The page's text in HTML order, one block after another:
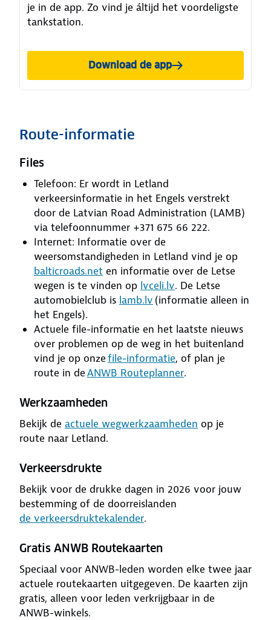
je in de app. Zo vind je áltijd het voordeligste
tankstation.
Download de app
Route-informatie
Files
Telefoon: Er wordt in Letland
verkeersinformatie in het Engels verstrekt
door de Latvian Road Administration (LAMB)
via telefoonnummer +371 675 66 222.
Internet: Informatie over de
weersomstandigheden in Letland vind je op
balticroads.net en informatie over de Letse
wegen is te vinden op lvceli.lv. De Letse
automobielclub is lamb.lv (informatie alleen in
het Engels).
Actuele file-informatie en het laatste nieuws
over problemen op de weg in het buitenland
vind je op onzefile-informatie, of plan je
route in deANWB Routeplanner.
Werkzaamheden
Bekijk de actuele wegwerkzaamheden op je
route naar Letland.
Verkeersdrukte
Bekijk voor de drukke dagen in 2026 voor jouw
bestemming of de doorreislanden
de verkeersdruktekalender.
Gratis ANWB Routekaarten
Speciaal voor ANWB-leden worden elke twee jaar
actuele routekaarten uitgegeven. De kaarten zijn
gratis, alleen voor leden verkrijgbaar in de
ANWB-winkels.